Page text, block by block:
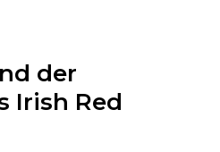
der
Irish Red